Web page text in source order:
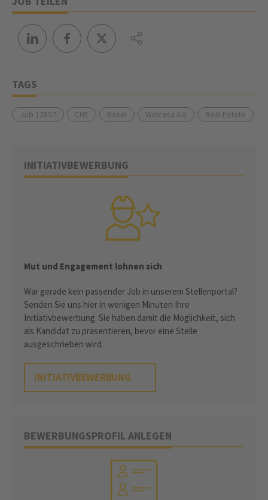
TAGS
Job 12857 CHE Basel Wincasa AG Real Estate
INITIATIVBEWERBUNG
Mut und Engagement lohnen sich
War gerade kein passender Job in unserem Stellenportal?
Senden Sie uns hier in wenigen Minuten Ihre
Initiativbewerbung. Sie haben damit die Möglichkeit, sich
als Kandidat zu präsentieren, bevor eine Stelle
ausgeschrieben wird.
INITIATIVBEWERBUNG
BEWERBUNGSPROFIL ANLEGEN